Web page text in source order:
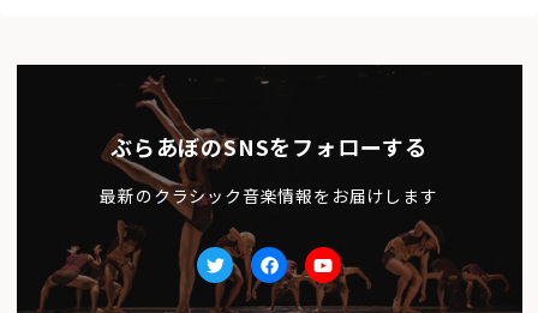
ぶらあぼのSNSをフォローする
最新のクラシック音楽情報をお届けします
TwitterfacebookYoutube